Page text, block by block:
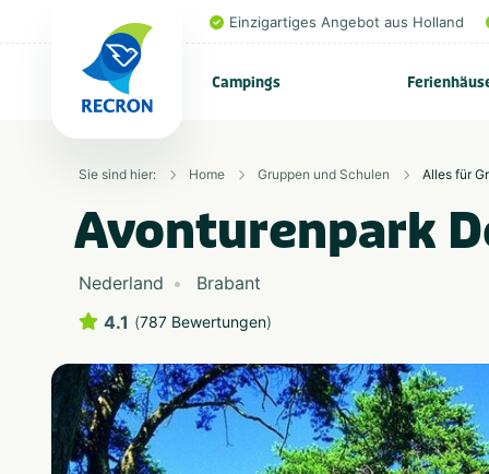
Einzigartiges Angebot aus Holland
Campings
Sie sind hier: Home Gruppen und Schulen Alles für
Avonturenpark
Nederland
Brabant
4.1 (787 Bewertungen)